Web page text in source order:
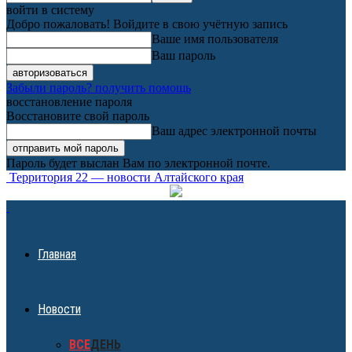
войти в систему
Добро пожаловать! Войдите в свою учётную запись
Ваше имя пользователя
Ваш пароль
Забыли пароль? получить помощь
восстановление пароля
Восстановите свой пароль
Ваш адрес электронной почты
Пароль будет выслан Вам по электронной почте.
Территория 22 — новости Алтайского края
Главная
Новости
ВСЕДЕНЬ